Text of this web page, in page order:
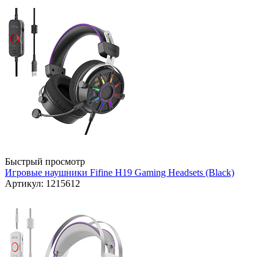
Быстрый просмотр
Игровые наушники Fifine H19 Gaming Headsets (Black)
Артикул: 1215612